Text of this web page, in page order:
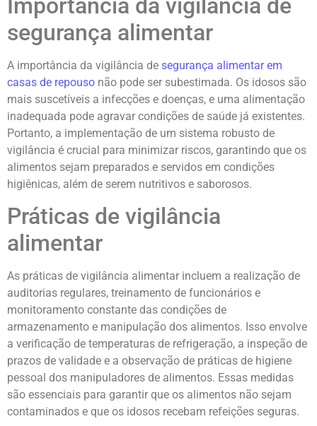
segurança alimentar
A importância da vigilância de segurança alimentar em
casas de repouso não pode ser subestimada. Os idosos são
mais suscetíveis a infecções e doenças, e uma alimentação
inadequada pode agravar condições de saúde já existentes.
Portanto, a implementação de um sistema robusto de
vigilância é crucial para minimizar riscos, garantindo que os
alimentos sejam preparados e servidos em condições
higiênicas, além de serem nutritivos e saborosos.
Práticas de vigilância
alimentar
As práticas de vigilância alimentar incluem a realização de
auditorias regulares, treinamento de funcionários e
monitoramento constante das condições de
armazenamento e manipulação dos alimentos. Isso envolve
a verificação de temperaturas de refrigeração, a inspeção de
prazos de validade e a observação de práticas de higiene
pessoal dos manipuladores de alimentos. Essas medidas
são essenciais para garantir que os alimentos não sejam
contaminados e que os idosos recebam refeições seguras.